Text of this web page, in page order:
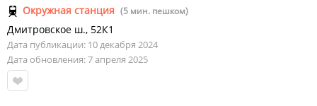
Окружная станция (5 мин. пешком)
Дмитровское ш., 52К1
Дата публикации: 10 декабря 2024
Дата обновления: 7 апреля 2025